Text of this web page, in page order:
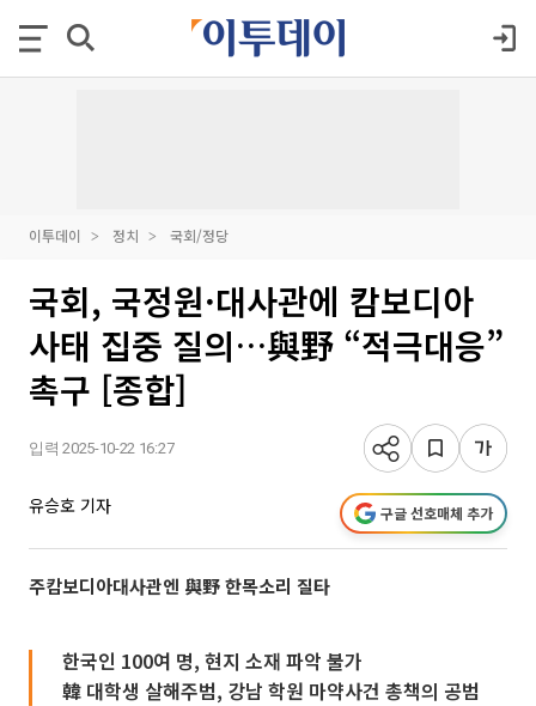
이투데이 정치 국회/정당
국회, 국정원·대사관에 캄보디아
사태 집중 질의…與野 “적극대응”
촉구 [종합]
입력 2025-10-22 16:27
유승호 기자 구글 선호매체 추가
주캄보디아대사관엔 與野 한목소리 질타
한국인 100여 명, 현지 소재 파악 불가
韓 대학생 살해주범, 강남 학원 마약사건 총책의 공범